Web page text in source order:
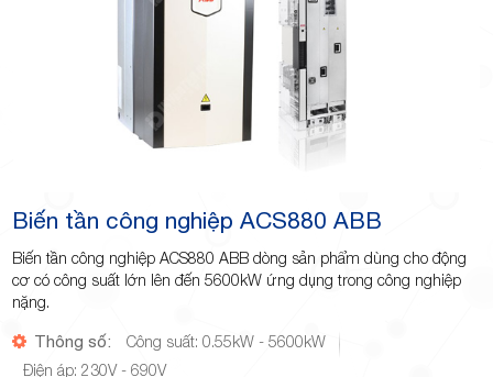
Giảng,
phường
Biến tần công nghiệp ACS880 ABB
Biến tần công nghiệp ACS880 ABB dòng sản phẩm dùng cho động
cơ có công suất lớn lên đến 5600kW ứng dụng trong công nghiệp
nặng.
Thông số:
Công suất: 0.55kW - 5600kW
Điện áp: 230V - 690V